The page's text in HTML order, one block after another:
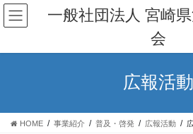
コ
ン
ン
ナ
ビ
ー
一般社団法人 宮崎
会
広報活動
HOME 事業紹介 普及・啓発 広報活動